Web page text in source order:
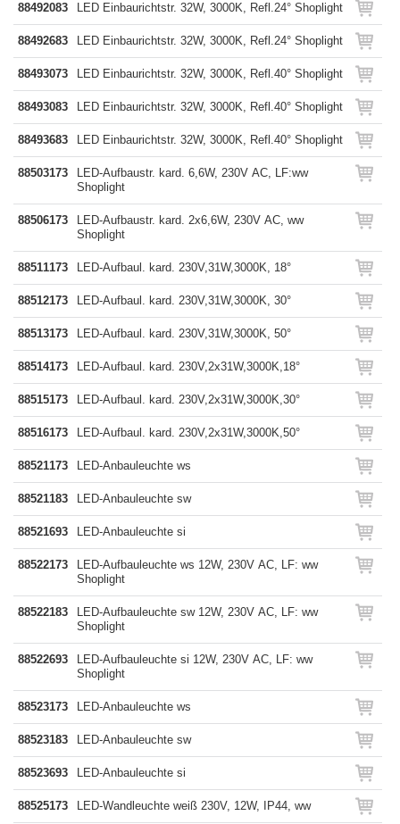
88492083 LED Einbaurichtstr. 32W, 3000K, Refl.24° Shoplight
88492683 LED Einbaurichtstr. 32W, 3000K, Refl.24° Shoplight
88493073 LED Einbaurichtstr. 32W, 3000K, Refl.40° Shoplight
88493083 LED Einbaurichtstr. 32W, 3000K, Refl.40° Shoplight
88493683 LED Einbaurichtstr. 32W, 3000K, Refl.40° Shoplight
88503173
LED-Aufbaustr. kard. 6,6W, 230V AC, LF:ww
Shoplight
88506173
LED-Aufbaustr. kard. 2x6,6W, 230V AC, ww
Shoplight
88511173 LED-Aufbaul. kard. 230V,31W,3000K, 18°
88512173 LED-Aufbaul. kard. 230V,31W,3000K, 30°
88513173 LED-Aufbaul. kard. 230V,31W,3000K, 50°
88514173 LED-Aufbaul. kard. 230V,2x31W,3000K,18°
88515173 LED-Aufbaul. kard. 230V,2x31W,3000K,30°
88516173 LED-Aufbaul. kard. 230V,2x31W,3000K,50°
88521173 LED-Anbauleuchte ws
88521183 LED-Anbauleuchte sw
88521693 LED-Anbauleuchte si
88522173
LED-Aufbauleuchte ws 12W, 230V AC, LF: ww
Shoplight
88522183
LED-Aufbauleuchte sw 12W, 230V AC, LF: ww
Shoplight
88522693
LED-Aufbauleuchte si 12W, 230V AC, LF: ww
Shoplight
88523173 LED-Anbauleuchte ws
88523183 LED-Anbauleuchte sw
88523693 LED-Anbauleuchte si
88525173 LED-Wandleuchte weiß 230V, 12W, IP44, ww